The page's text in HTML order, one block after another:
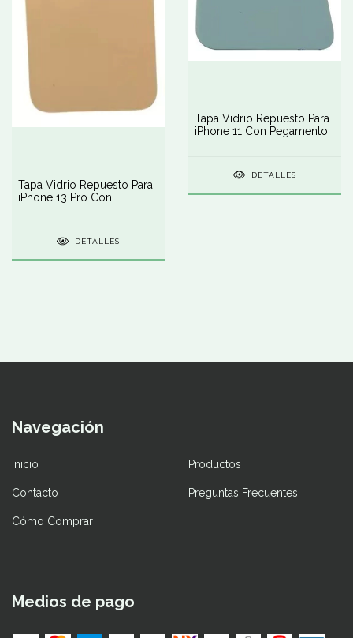
Tapa Vidrio Repuesto Para
iPhone 13 Pro Con
DETALLES
Tapa Vidrio Repuesto Para
iPhone 11 Con Pegamento
DETALLES
Navegación
Inicio Productos
Contacto Preguntas Frecuentes
Cómo Comprar
Medios de pago